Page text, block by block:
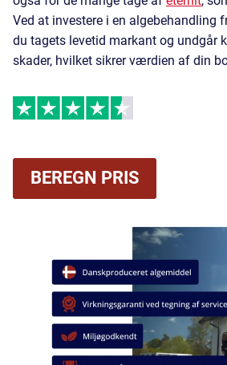
Ved at investere i en algebehandling
du tagets levetid markant og undgår
skader, hvilket sikrer værdien af din
BEREGN PRIS